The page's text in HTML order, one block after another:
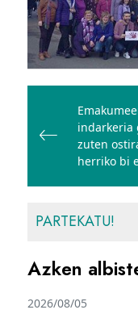
zehar
nabigatu
indarkeria
zuten
herriko bi
PARTEKATU!
Azken
2026/08/05